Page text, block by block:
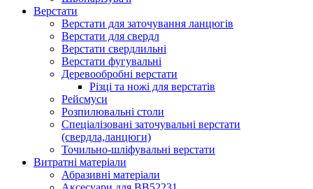
Верстати
Верстати для заточування ланцюгів
Верстати для свердл
Верстати свердлильні
Верстати фугувальні
Деревообробні верстати
Різці та ножі для верстатів
Рейсмуси
Розпилювальні столи
Спеціалізовані заточувальні верстати
(свердла,ланцюги)
Точильно-шліфувальні верстати
Витратні матеріали
Абразивні матеріали